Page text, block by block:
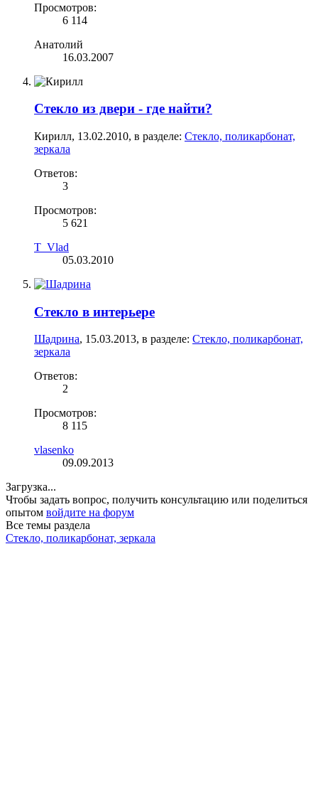
Просмотров:
6 114
Анатолий
16.03.2007
Стекло из двери - где найти?
Кирилл, 13.02.2010, в разделе: Стекло, поликарбонат,
зеркала
Ответов:
3
Просмотров:
5 621
T_Vlad
05.03.2010
Стекло в интерьере
Шадрина, 15.03.2013, в разделе: Стекло, поликарбонат,
зеркала
Ответов:
2
Просмотров:
8 115
vlasenko
09.09.2013
Загрузка...
Чтобы задать вопрос, получить консультацию или поделиться
опытом войдите на форум
Все темы раздела
Стекло, поликарбонат, зеркала